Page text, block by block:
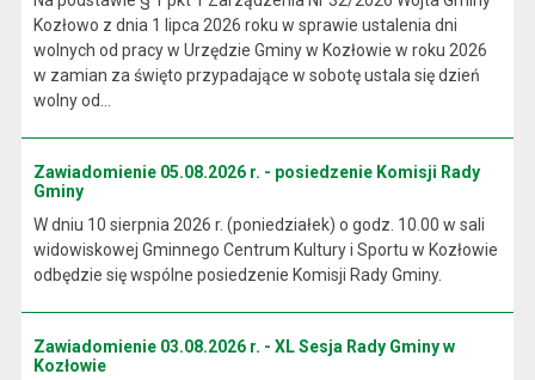
Kozłowo z dnia 1 lipca 2026 roku w sprawie ustalenia dni
wolnych od pracy w Urzędzie Gminy w Kozłowie w roku 2026
w zamian za święto przypadające w sobotę ustala się dzień
wolny od...
Zawiadomienie 05.08.2026 r. - posiedzenie Komisji Rady
Gminy
W dniu 10 sierpnia 2026 r. (poniedziałek) o godz. 10.00 w sali
widowiskowej Gminnego Centrum Kultury i Sportu w Kozłowie
odbędzie się wspólne posiedzenie Komisji Rady Gminy.
Zawiadomienie 03.08.2026 r. - XL Sesja Rady Gminy w
Kozłowie